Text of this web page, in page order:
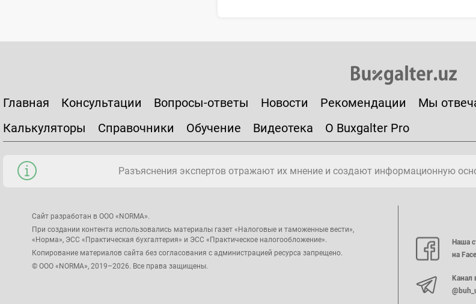
Главная Консультации Вопросы-ответы Новости Рекомендации Мы
Калькуляторы
Справочники Обучение Видеотека О Buxgalter Pro
Разъяснения экспертов отражают их мнение и создают информационную
Сайт разработан в ООО «NORMA».
При создании контента использовались материалы газет «Налоговые и таможенные вести»,
«Норма», ЭСС «Практическая бухгалтерия» и ЭСС «Практическое налогообложение».
Копирование материалов сайта без согласования с администрацией ресурса запрещено.
© ООО «NORMA», 2019–2026. Все права защищены.
Наша
на
Канал